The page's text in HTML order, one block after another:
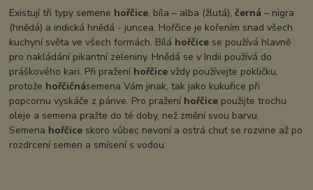
Existují tři typy semene hořčice, bíla – alba (žlutá),černá – nigra
(hnědá) a indická hnědá - juncea. Hořčice je kořením snad všech
kuchyní světa ve všech formách. Bílá hořčice se používá hlavně
pro nakládání pikantní zeleniny. Hnědá se v Indii používá do
práškového kari. Při pražení hořčice vždy používejte pokličku,
protože hořčičnásemena Vám jinak, tak jako kukuřice při
popcornu vyskáče z pánve. Pro pražení hořčice použijte trochu
oleje a semena pražte do té doby, než změní svou barvu.
Semena hořčice skoro vůbec nevoní a ostrá chuť se rozvine až po
rozdrcení semen a smísení s vodou.